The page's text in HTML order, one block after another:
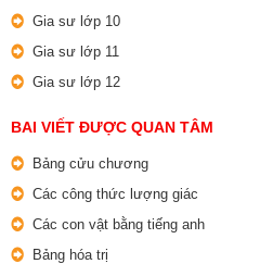
Gia sư lớp 10
Gia sư lớp 11
Gia sư lớp 12
BAI VIẾT ĐƯỢC QUAN TÂM
Bảng cửu chương
Các công thức lượng giác
Các con vật bằng tiếng anh
Bảng hóa trị